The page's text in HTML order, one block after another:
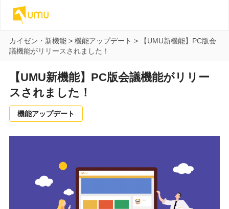
カイゼン・新機能> 機能アップデート >
【UMU新機能】PC版会
議機能がリリースされました！
【UMU新機能】PC版会議機能がリリー
スされました！
機能アップデート